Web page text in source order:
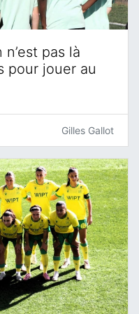
pas là
pour jouer au
Gilles Gallot